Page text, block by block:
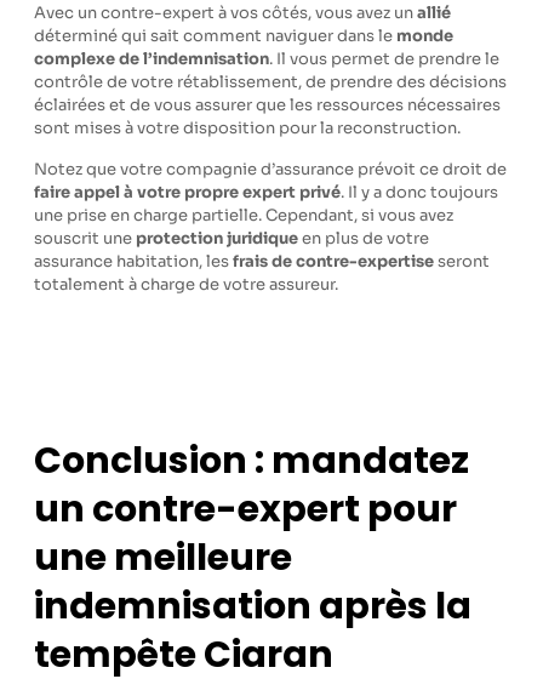
Avec un contre-expert à vos côtés, vous avez unallié
déterminé qui sait comment naviguer dans le monde
complexe de l’indemnisation. Il vous permet de prendre le
contrôle de votre rétablissement, de prendre des décisions
éclairées et de vous assurer que les ressources nécessaires
sont mises à votre disposition pour la reconstruction.
Notez que votre compagnie d’assurance prévoit ce droit de
faire appel à votre propre expert privé. Il y a donc toujours
une prise en charge partielle. Cependant, si vous avez
souscrit une protection juridiqueen plus de votre
assurance habitation, lesfrais de contre-expertiseseront
totalement à charge de votre assureur.
Conclusion : mandatez
un contre-expert pour
une meilleure
indemnisation après la
tempête Ciaran